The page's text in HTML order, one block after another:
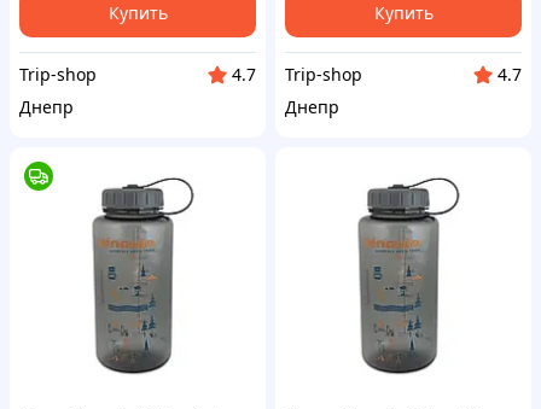
Купить
Trip-shop
4.7
Днепр
Купить
Trip-shop
4.7
Днепр